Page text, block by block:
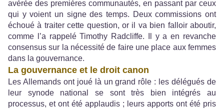
avérée des premières communautés, en passant par ceux
qui y voient un signe des temps. Deux commissions ont
échoué à traiter cette question, or il va bien falloir aboutir,
comme l’a rappelé Timothy Radcliffe. Il y a en revanche
consensus sur la nécessité de faire une place aux femmes
dans la gouvernance.
La gouvernance et le droit canon
Les Allemands ont joué là un grand rôle : les délégués de
leur synode national se sont très bien intégrés au
processus, et ont été applaudis ; leurs apports ont été pris